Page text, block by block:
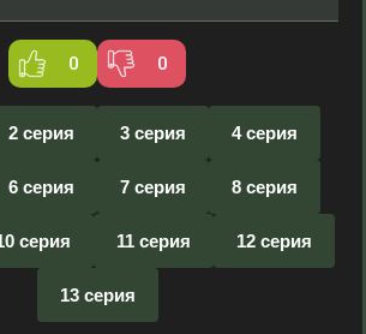
0 0
2 серия 3 серия 4 серия
6 серия 7 серия 8 серия
серия 11 серия 12 серия
13 серия